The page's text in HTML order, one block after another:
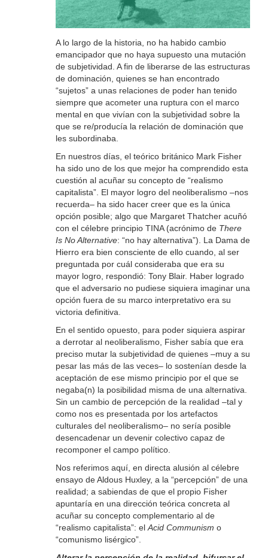
A lo largo de la historia, no ha habido cambio
emancipador que no haya supuesto una mutación
de subjetividad. A fin de liberarse de las estructuras
de dominación, quienes se han encontrado
“sujetos” a unas relaciones de poder han tenido
siempre que acometer una ruptura con el marco
mental en que vivían con la subjetividad sobre la
que se re/producía la relación de dominación que
les subordinaba.
En nuestros días, el teórico británico Mark Fisher
ha sido uno de los que mejor ha comprendido esta
cuestión al acuñar su concepto de “realismo
capitalista”. El mayor logro del neoliberalismo –nos
recuerda– ha sido hacer creer que es la única
opción posible; algo que Margaret Thatcher acuñó
con el célebre principio TINA (acrónimo de There
Is No Alternative: “no hay alternativa”). La Dama de
Hierro era bien consciente de ello cuando, al ser
preguntada por cuál consideraba que era su
mayor logro, respondió: Tony Blair. Haber logrado
que el adversario no pudiese siquiera imaginar una
opción fuera de su marco interpretativo era su
victoria definitiva.
En el sentido opuesto, para poder siquiera aspirar
a derrotar al neoliberalismo, Fisher sabía que era
preciso mutar la subjetividad de quienes –muy a su
pesar las más de las veces– lo sostenían desde la
aceptación de ese mismo principio por el que se
negaba(n) la posibilidad misma de una alternativa.
Sin un cambio de percepción de la realidad –tal y
como nos es presentada por los artefactos
culturales del neoliberalismo– no sería posible
desencadenar un devenir colectivo capaz de
recomponer el campo político.
Nos referimos aquí, en directa alusión al célebre
ensayo de Aldous Huxley, a la “percepción” de una
realidad; a sabiendas de que el propio Fisher
apuntaría en una dirección teórica concreta al
acuñar su concepto complementario al de
“realismo capitalista”: el Acid Communism o
“comunismo lisérgico”.